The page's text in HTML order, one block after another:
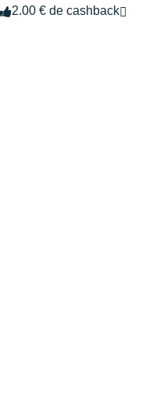
2.00 € de cashback